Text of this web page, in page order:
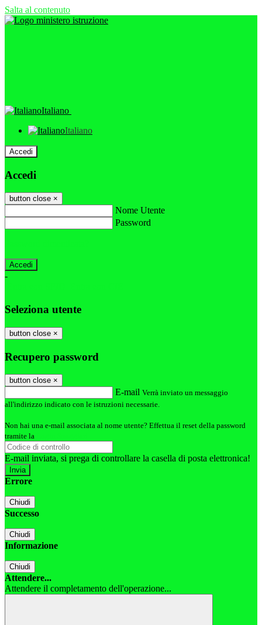
Salta al contenuto
Italiano
Italiano
Accedi
Accedi
button close ×
Nome Utente
Password
-
Seleziona utente
button close ×
Recupero password
button close ×
E-mail Verrà inviato un messaggio
all'indirizzo indicato con le istruzioni necessarie.
Non hai una e-mail associata al nome utente? Effettua il reset della password
tramite la
E-mail inviata, si prega di controllare la casella di posta elettronica!
Errore
Chiudi
Successo
Chiudi
Informazione
Chiudi
Attendere...
Attendere il completamento dell'operazione...